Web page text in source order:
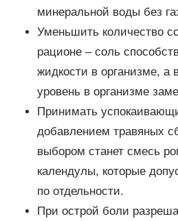
минеральной воды без
Уменьшить количество
рационе – соль
жидкости в организме, а
уровень в организме
Принимать
добавлением травяных
выбором станет смесь
календулы, которые
по отдельности.
При острой боли